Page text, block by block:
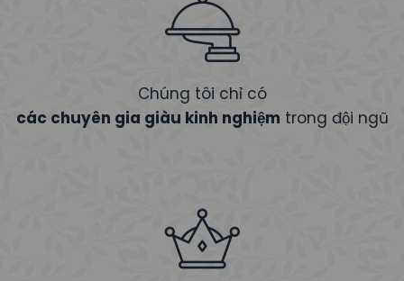
Chúng tôi chỉ có
các chuyên gia giàu kinh nghiệm trong đội ngũ